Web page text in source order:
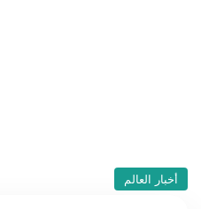
أخبار العالم